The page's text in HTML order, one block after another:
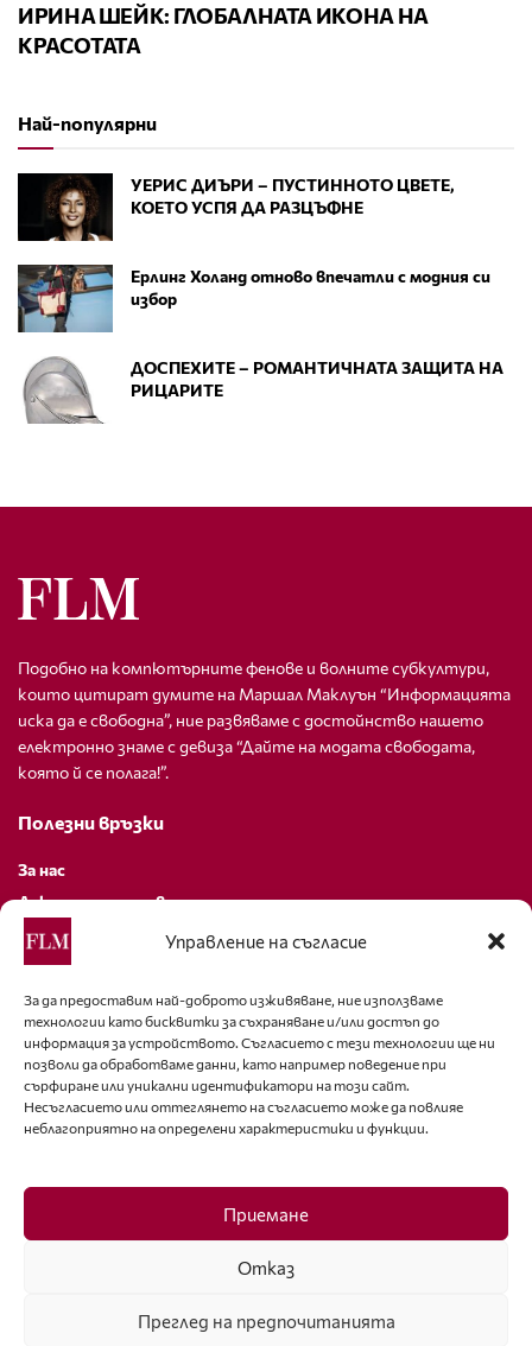
Управление на съгласие
За да предоставим най-доброто изживяване, ние използваме
технологии като бисквитки за съхраняване и/или достъп до
информация за устройството. Съгласието с тези технологии ще ни
позволи да обработваме данни, като например поведение при
сърфиране или уникални идентификатори на този сайт.
Несъгласието или оттеглянето на съгласието може да повлияе
неблагоприятно на определени характеристики и функции.
Приемане
Отказ
Преглед на предпочитанията
ИРИНА ШЕЙК: ГЛОБАЛНАТА ИКОНА НА
КРАСОТАТА
Най-популярни
УЕРИС ДИЪРИ – ПУСТИННОТО ЦВЕТЕ,
КОЕТО УСПЯ ДА РАЗЦЪФНЕ
Ерлинг Холанд отново впечатли с модния си
избор
ДОСПЕХИТЕ – РОМАНТИЧНАТА ЗАЩИТА НА
РИЦАРИТЕ
Подобно на компютърните фенове и волните субкултури,
които цитират думите на Маршал Маклуън “Информацията
иска да е свободна”, ние развяваме с достойнство нашето
електронно знаме с девиза “Дайте на модата свободата,
която й се полага!”.
Полезни връзки
За нас
Декларация за поверителност
Политика за бисквитки
За контакти
editor@fashion-lifestyle.net
+359 88 227 33 47
Последвайте ни
Facebook
ISSN 1314-8915 Copyright © 2007-2025 Ot igla do konetz Ltd. & Fashion.bg